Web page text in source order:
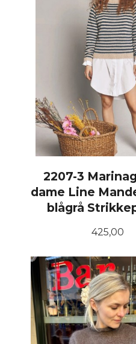
2207-3
dame Line
blågrå
Pris
425,00
LES MER